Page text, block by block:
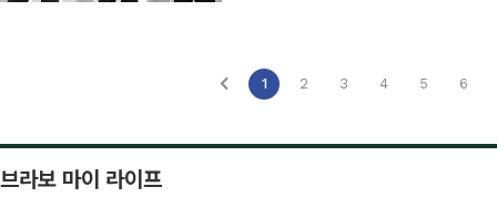
1 2 3 4 5 6
브라보 마이 라이프